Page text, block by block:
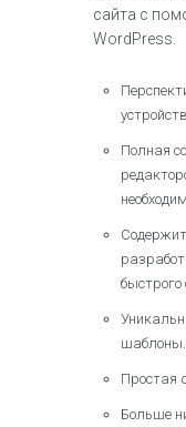
сайта с
WordPress.
Полная
быстрого
шаблоны.
Простая
Больше